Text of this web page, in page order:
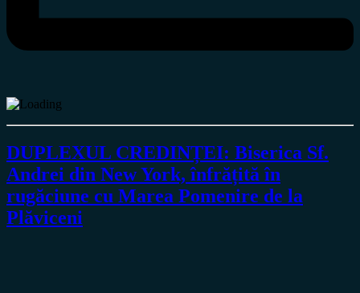
DUPLEXUL CREDINȚEI: Biserica Sf.
Andrei din New York, înfrățită în
rugăciune cu Marea Pomenire de la
Plăviceni